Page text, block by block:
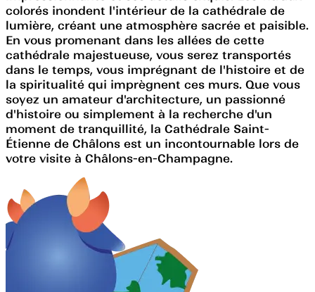
colorés inondent l'intérieur de la cathédrale de
lumière, créant une atmosphère sacrée et paisible.
En vous promenant dans les allées de cette
cathédrale majestueuse, vous serez transportés
dans le temps, vous imprégnant de l'histoire et de
la spiritualité qui imprègnent ces murs. Que vous
soyez un amateur d'architecture, un passionné
d'histoire ou simplement à la recherche d'un
moment de tranquillité, la Cathédrale Saint-
Étienne de Châlons est un incontournable lors de
votre visite à Châlons-en-Champagne.